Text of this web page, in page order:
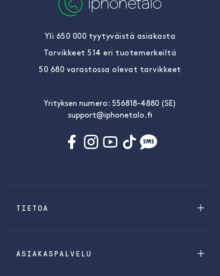
Yli 650 000 tyytyväistä asiakasta
Tarvikkeet 514 eri tuotemerkeiltä
50 680 varastossa olevat tarvikkeet
Yrityksen numero: 556818-4880 (SE)
support@iphonetalo.fi
TIETOA
ASIAKASPALVELU